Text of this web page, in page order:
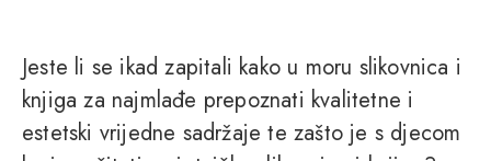
Jeste li se ikad zapitali kako u moru slikovnica i
knjiga za najmlađe prepoznati kvalitetne i
estetski vrijedne sadržaje te zašto je s djecom